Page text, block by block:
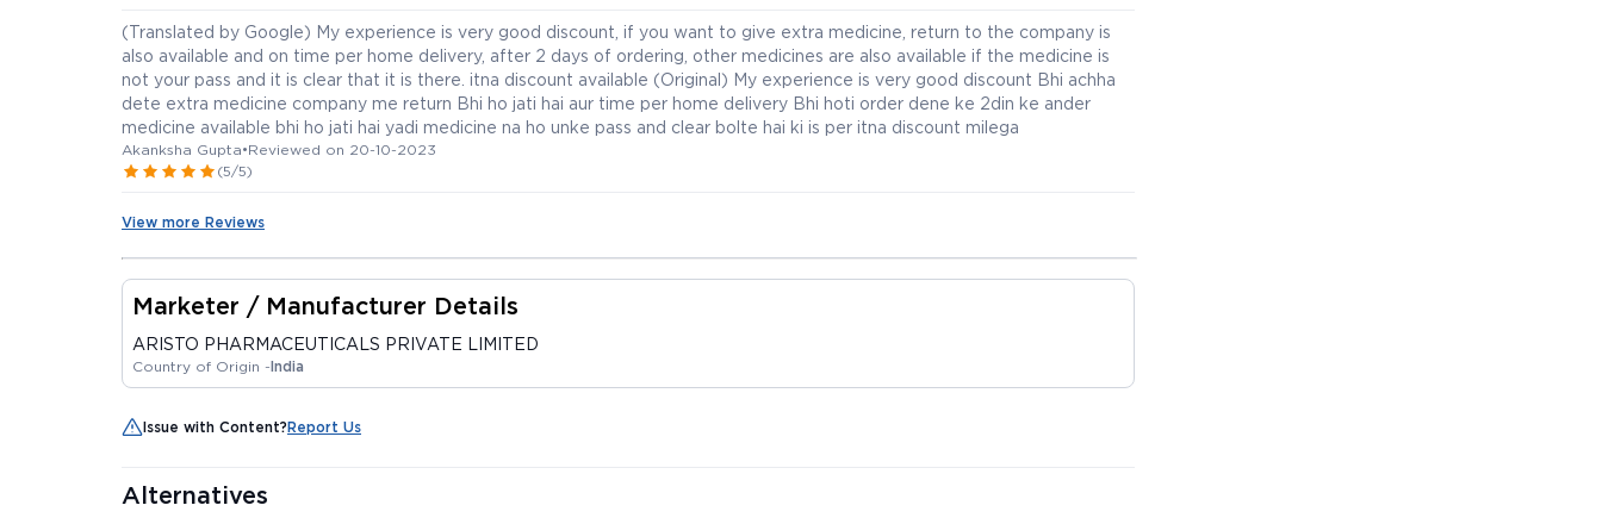
(Translated by Google) My experience is very good discount, if you want to give extra medicine, return to the company is
also available and on time per home delivery, after 2 days of ordering, other medicines are also available if the medicine is
not your pass and it is clear that it is there. itna discount available (Original) My experience is very good discount Bhi achha
dete extra medicine company me return Bhi ho jati hai aur time per home delivery Bhi hoti order dene ke 2din ke ander
medicine available bhi ho jati hai yadi medicine na ho unke pass and clear bolte hai ki is per itna discount milega
Akanksha Gupta•Reviewed on 20-10-2023
(5/5)
View more Reviews
Marketer / Manufacturer Details
ARISTO PHARMACEUTICALS PRIVATE LIMITED
Country of Origin -India
Issue with Content?Report Us
Alternatives